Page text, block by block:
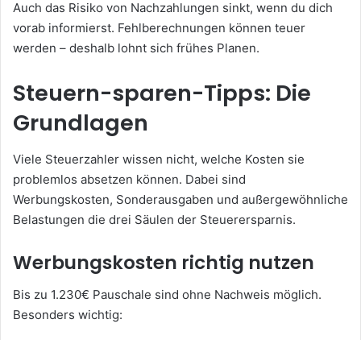
Auch das Risiko von Nachzahlungen sinkt, wenn du dich
vorab informierst. Fehlberechnungen können teuer
werden – deshalb lohnt sich frühes Planen.
Steuern-sparen-Tipps: Die
Grundlagen
Viele Steuerzahler wissen nicht, welche Kosten sie
problemlos absetzen können. Dabei sind
Werbungskosten, Sonderausgaben und außergewöhnliche
Belastungen die drei Säulen der Steuerersparnis.
Werbungskosten richtig nutzen
Bis zu 1.230€ Pauschale sind ohne Nachweis möglich.
Besonders wichtig: